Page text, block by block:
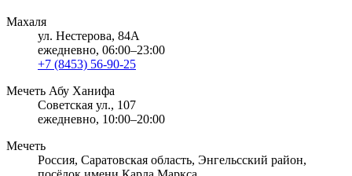
Махаля
ул. Нестерова, 84А
ежедневно, 06:00–23:00
+7 (8453) 56-90-25
Мечеть Абу Ханифа
Советская ул., 107
ежедневно, 10:00–20:00
Мечеть
Россия, Саратовская область, Энгельсский район,